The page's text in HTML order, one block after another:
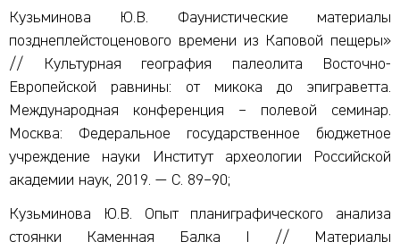
Кузьминова Ю.В. Фаунистические материалы
позднеплейстоценового времени из Каповой пещеры»
// Культурная география палеолита Восточно-
Европейской равнины: от микока до эпиграветта.
Международная конференция – полевой семинар.
Москва: Федеральное государственное бюджетное
учреждение науки Институт археологии Российской
академии наук, 2019. — С. 89–90;
Кузьминова Ю.В. Опыт планиграфического анализа
стоянки Каменная Балка I // Материалы